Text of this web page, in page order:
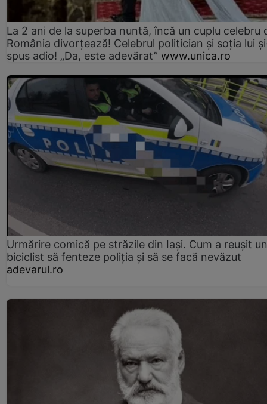
La 2 ani de la superba nuntă, încă un cuplu celebru
România divorțează! Celebrul politician și soția lui
spus adio! „Da, este adevărat” www.unica.ro
Urmărire comică pe străzile din Iași. Cum a reușit un
biciclist să fenteze poliția și să se facă nevăzut
adevarul.ro